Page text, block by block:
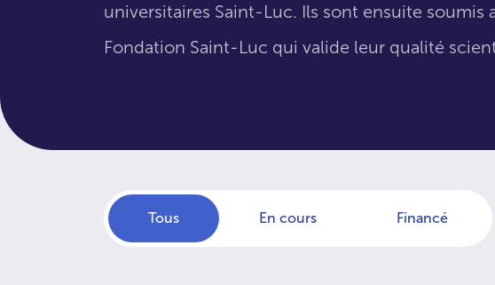
universitaires Saint-Luc. Ils sont ensuite soumis
Fondation Saint-Luc qui valide leur qualité
Tous En cours Financé